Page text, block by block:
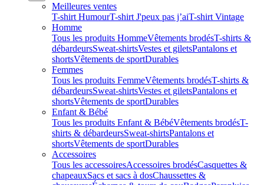
Meilleures ventes
T-shirt HumourT-shirt J'peux pas j’aiT-shirt Vintage
Homme
Tous les produits HommeVêtements brodésT-shirts &
débardeursSweat-shirtsVestes et giletsPantalons et
shortsVêtements de sportDurables
Femmes
Tous les produits FemmeVêtements brodésT-shirts &
débardeursSweat-shirtsVestes et giletsPantalons et
shortsVêtements de sportDurables
Enfant & Bébé
Tous les produits Enfant & BébéVêtements brodésT-
shirts & débardeursSweat-shirtsPantalons et
shortsVêtements de sportDurables
Accessoires
Tous les accessoiresAccessoires brodésCasquettes &
chapeauxSacs et sacs à dosChaussettes &